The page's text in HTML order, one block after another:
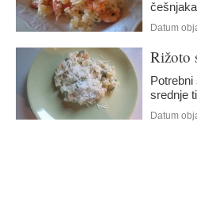
Datum
Rižoto
srednje
Datum